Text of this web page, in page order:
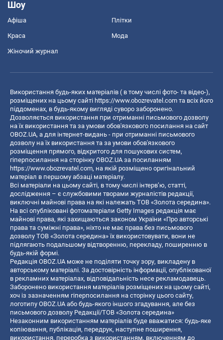
Шоу
Афіша Плітки
Краса Мода
Жіночий журнал
Використання будь-яких матеріалів ( в тому числі фото- та відео-),
розміщених на цьому сайті https://www.obozrevatel.com та всіх його
піддоменах, в будь-якому вигляді суворо заборонено.
Дозволяється використання при отриманні письмового дозволу
на їх використання та за умови обов'язкового посилання на сайт
OBOZ.UA, а для інтернет-видань - при отриманні письмового
дозволу на їх використання та за умови обов'язкового
розміщення прямого, відкритого для пошукових систем,
гіперпосилання на сторінку OBOZ.UA за посиланням
https://www.obozrevatel.com, на якій розміщено оригінальний
матеріал в першому абзаці матеріалу.
Всі матеріали на цьому сайті, в тому числі інтерв’ю, статті,
дослідження – є службовими творами журналістів редакції,
виключні майнові права на які належать ТОВ «Золота середина».
На всі опубліковані фотоматеріали Getty Images редакція має
майнові права, які захищаються законом України «Про авторські
права та суміжні права», ніхто не має права без письмового
дозволу ТОВ «Золота середина» їх використовувати, вони не
підлягають подальшому відтворенню, перекладу, поширенню в
будь-якій формі.
Редакція OBOZ.UA може не поділяти точку зору, викладену в
авторському матеріалі. За достовірність інформації, опублікованої
в рекламних матеріалах, відповідальність несе рекламодавець.
Заборонено використання матеріалів розміщених на цьому сайті,
хоч із зазначенням гіперпосилання на сторінку цього сайту,
логотипу OBOZ.UA або будь-якого іншого згадування, але без
письмового дозволу Редакції/ТОВ «Золота середина»
Незаконним використанням матеріалів буде вважатися: будь-яке
копiювання, публiкацiя, передрук, наступне поширення,
використання, переробка з використанням, включенням до